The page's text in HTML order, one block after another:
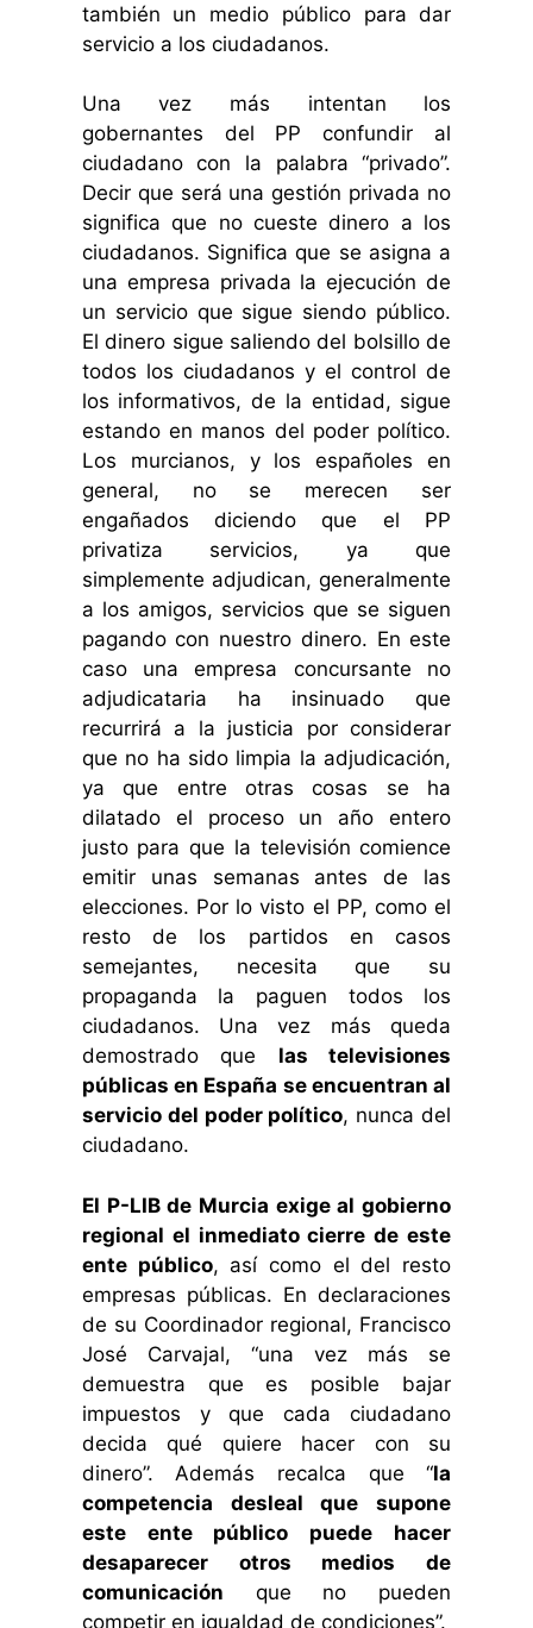
también un medio público para dar
servicio a los ciudadanos.
Una vez más intentan los
gobernantes del PP confundir al
ciudadano con la palabra “privado”.
Decir que será una gestión privada no
significa que no cueste dinero a los
ciudadanos. Significa que se asigna a
una empresa privada la ejecución de
un servicio que sigue siendo público.
El dinero sigue saliendo del bolsillo de
todos los ciudadanos y el control de
los informativos, de la entidad, sigue
estando en manos del poder político.
Los murcianos, y los españoles en
general, no se merecen ser
engañados diciendo que el PP
privatiza servicios, ya que
simplemente adjudican, generalmente
a los amigos, servicios que se siguen
pagando con nuestro dinero. En este
caso una empresa concursante no
adjudicataria ha insinuado que
recurrirá a la justicia por considerar
que no ha sido limpia la adjudicación,
ya que entre otras cosas se ha
dilatado el proceso un año entero
justo para que la televisión comience
emitir unas semanas antes de las
elecciones. Por lo visto el PP, como el
resto de los partidos en casos
semejantes, necesita que su
propaganda la paguen todos los
ciudadanos. Una vez más queda
demostrado que las televisiones
públicas en España se encuentran al
servicio del poder político, nunca del
ciudadano.
El P-LIB de Murcia exige al gobierno
regional el inmediato cierre de este
ente público, así como el del resto
empresas públicas. En declaraciones
de su Coordinador regional, Francisco
José Carvajal, “una vez más se
demuestra que es posible bajar
impuestos y que cada ciudadano
decida qué quiere hacer con su
dinero”. Además recalca que “la
competencia desleal que supone
este ente público puede hacer
desaparecer otros medios de
comunicación que no pueden
competir en igualdad de condiciones”.